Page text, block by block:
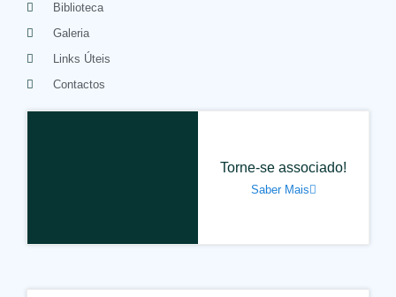
Biblioteca
Galeria
Links Úteis
Contactos
Torne-se associado!
Saber Mais